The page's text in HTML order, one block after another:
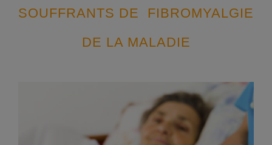
SOUFFRANTS DE FIBROMYALGIE
DE LA MALADIE